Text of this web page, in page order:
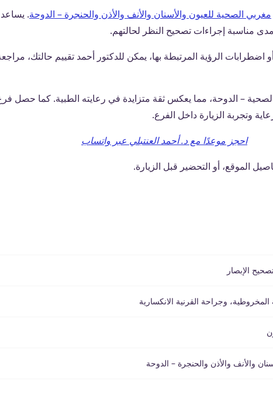
مغربي الصحية للعيون والأسنان والأنف والأذن والحنجرة – الدوحة.
مناسبة إجراءات تصحيح النظر لحالتهم.
الرؤية المرتبطة بها، يمكن للدكتور أحمد تقييم حالتك،
وتجربة الزيارة داخل الفرع.
احجز موعدًا مع د. أحمد العنتبلي عبر واتساب
الموقع، أو التحضير قبل الزيارة.
الإبصار
المخروطية، وجراحة القرنية الانكسارية
والأنف والأذن والحنجرة – الدوحة